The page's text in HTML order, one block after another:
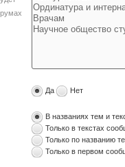
Да Нет
В названиях тем и
Только в текстах
Только по названию
Только в первом